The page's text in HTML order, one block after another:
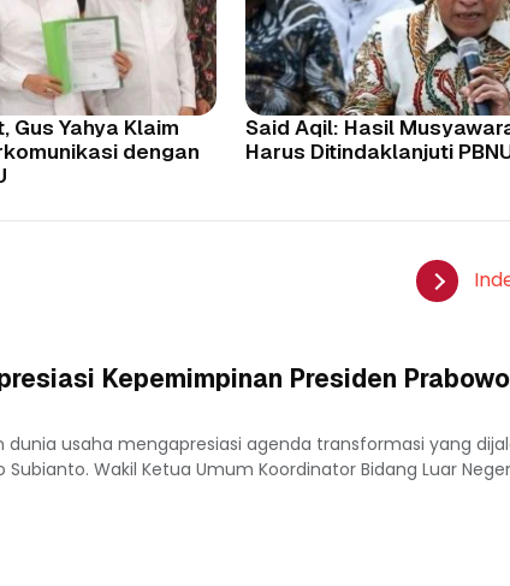
Gus Yahya Klaim
dengan
Said Aqil: Hasil
Harus Ditindaklanjuti
Kepemimpinan Presiden
dunia usaha mengapresiasi agenda transformasi yang
Wakil Ketua Umum Koordinator Bidang Luar